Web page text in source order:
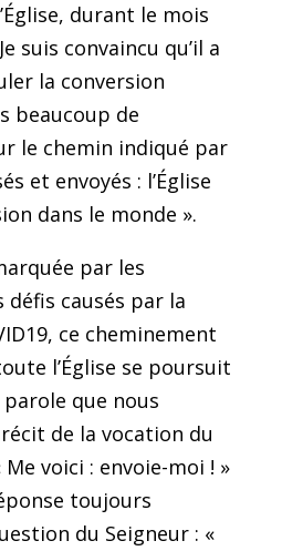
durant le mois
suis convaincu qu’il a
la conversion
beaucoup de
le chemin indiqué par
et envoyés : l’Église
dans le monde ».
par les
défis causés par la
ce cheminement
l’Église se poursuit
que nous
de la vocation du
voici : envoie-moi ! »
toujours
du Seigneur : «